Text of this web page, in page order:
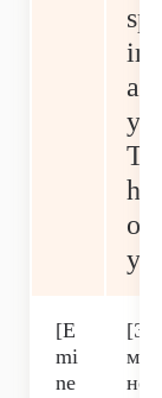
sp
ir
ac
y
T
he
or
y]
[E
mi
ne
[Э
ми
не